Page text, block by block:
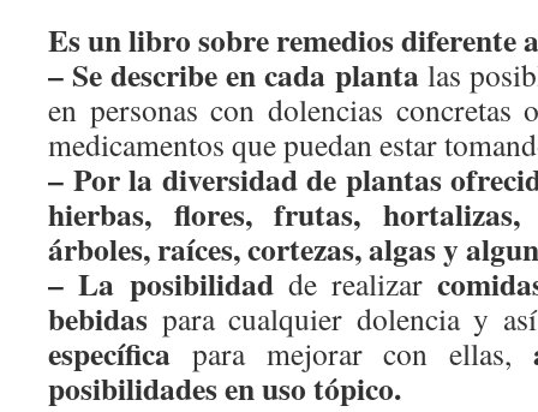
Es un libro sobre remedios diferente
– Se describe en cada plantalas
en personas con dolencias concretas
medicamentos que puedan estar
– Por la diversidad de plantas
hierbas, flores, frutas, hortalizas,
árboles, raíces, cortezas, algas y
– La posibilidad de realizar
bebidas para cualquier dolencia y
específica para mejorar con ellas,
posibilidades en uso tópico.